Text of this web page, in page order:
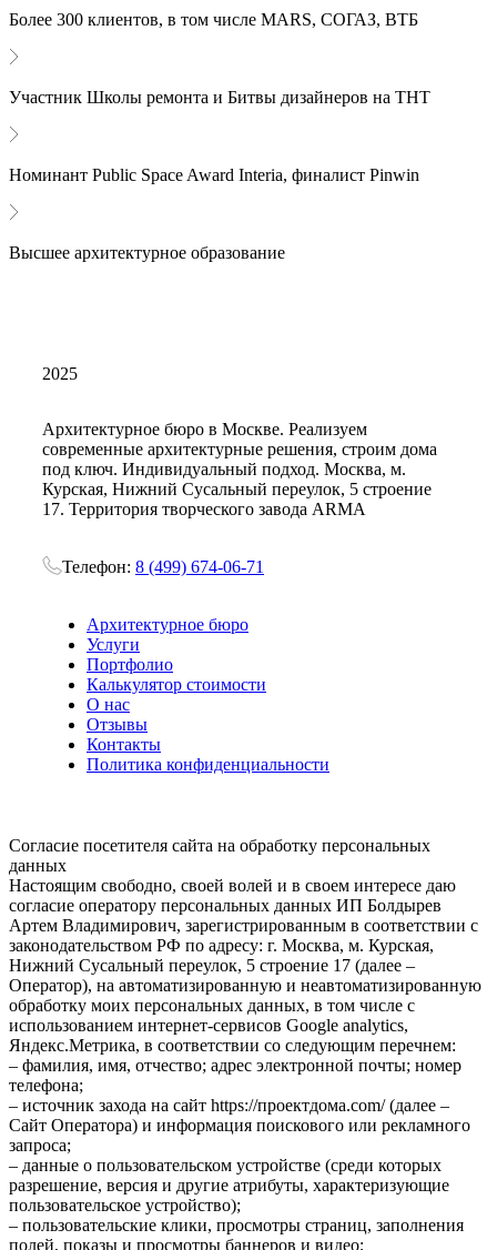
Более 300 клиентов, в том числе MARS, СОГАЗ, ВТБ
Участник Школы ремонта и Битвы дизайнеров на ТНТ
Номинант Public Space Award Interia, финалист Pinwin
Высшее архитектурное образование
2025
Архитектурное бюро в Москве. Реализуем
современные архитектурные решения, строим дома
под ключ. Индивидуальный подход. Москва, м.
Курская, Нижний Сусальный переулок, 5 строение
17. Территория творческого завода ARMA
Телефон: 8 (499) 674-06-71
Архитектурное бюро
Услуги
Портфолио
Калькулятор стоимости
О нас
Отзывы
Контакты
Политика конфиденциальности
Согласие посетителя сайта на обработку персональных
данных
Настоящим свободно, своей волей и в своем интересе даю
согласие оператору персональных данных ИП Болдырев
Артем Владимирович, зарегистрированным в соответствии с
законодательством РФ по адресу: г. Москва, м. Курская,
Нижний Сусальный переулок, 5 строение 17 (далее –
Оператор), на автоматизированную и неавтоматизированную
обработку моих персональных данных, в том числе с
использованием интернет-сервисов Google analytics,
Яндекс.Метрика, в соответствии со следующим перечнем:
– фамилия, имя, отчество; адрес электронной почты; номер
телефона;
– источник захода на сайт https://проектдома.com/ (далее –
Сайт Оператора) и информация поискового или рекламного
запроса;
– данные о пользовательском устройстве (среди которых
разрешение, версия и другие атрибуты, характеризующие
пользовательское устройство);
– пользовательские клики, просмотры страниц, заполнения
полей, показы и просмотры баннеров и видео;